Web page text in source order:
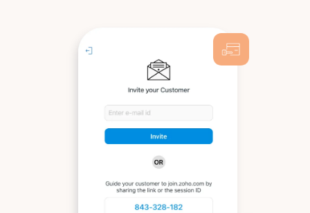
แอปพลิเคชันช่างเทคนิค
หน้าจอในระหว่างเซสชันการสนับสนุนระยะไกล
แอปพลิเคชันช่างเทคนิค